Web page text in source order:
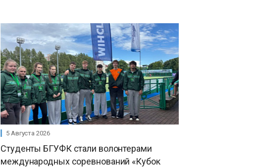
5 Августа 2026
Студенты БГУФК стали волонтерами
международных соревнований «Кубок